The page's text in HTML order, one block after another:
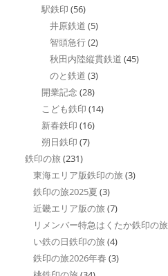
駅鉄印 (56)
井原鉄道 (5)
智頭急行(2)
秋田内陸縦貫鉄道 (45)
のと鉄道 (3)
開業記念 (28)
こども鉄印 (14)
新春鉄印 (16)
朔日鉄印 (7)
鉄印の旅 (231)
東海エリア版鉄印の旅 (3)
鉄印の旅2025夏 (3)
近畿エリア版の旅 (7)
リメンバー特急はくたか鉄印の旅
い鉄の日鉄印の旅 (4)
鉄印の旅2026年春 (3)